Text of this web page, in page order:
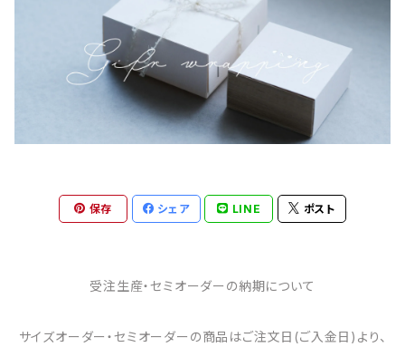
保存 シェア LINE ポスト
受注生産・セミオーダーの納期について
サイズオーダー・セミオーダーの商品はご注文日(ご入金日)より、